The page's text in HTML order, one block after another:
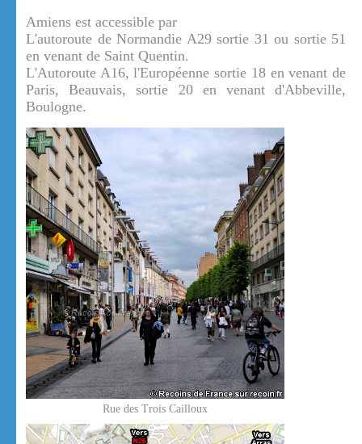
Amiens est accessible par
L'autoroute de Normandie A29 sortie 31 ou sortie 51
en venant de Saint Quentin.
L'Autoroute A16, l'Européenne sortie 18 en venant de
Paris, Beauvais, sortie 20 en venant d'Abbeville,
Boulogne.
Rue des Trois Cailloux